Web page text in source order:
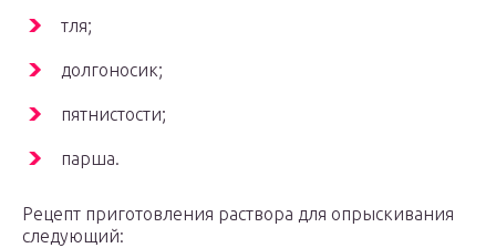
тля;
долгоносик;
пятнистости;
парша.
Рецепт приготовления раствора для опрыскивания
следующий: